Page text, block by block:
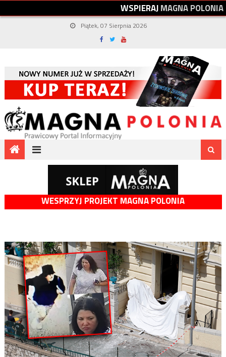
WSPIERAJMAGNAPOLONIA
Piątek, 07 Sierpnia 2026
WESPRZYJ PROJEKT MAGNA POLONIA